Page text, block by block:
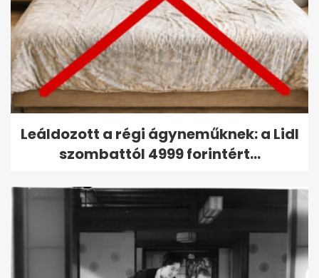
Leáldozott a régi ágyneműknek: a Lidl
szombattól 4999 forintért...